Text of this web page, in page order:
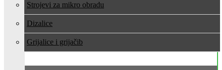
Strojevi za mikro obradu
Dizalice
Grijalice i grijači